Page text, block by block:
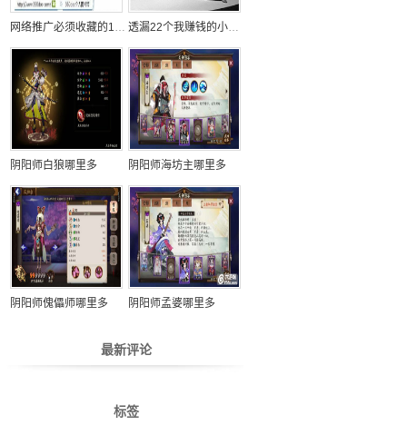
网络推广必须收藏的100个自媒体平台 透漏22个我赚钱的小秘密
阴阳师白狼哪里多 阴阳师海坊主哪里多
阴阳师傀儡师哪里多 阴阳师孟婆哪里多
最新评论
标签